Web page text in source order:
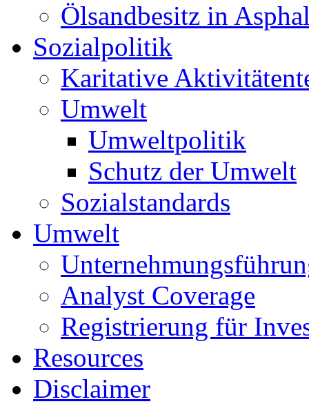
Ölsandbesitz in
Sozialpolitik
Karitative
Umwelt
Umweltpolitik
Schutz der Umwelt
Sozialstandards
Umwelt
Analyst Coverage
Registrierung für
Resources
Disclaimer